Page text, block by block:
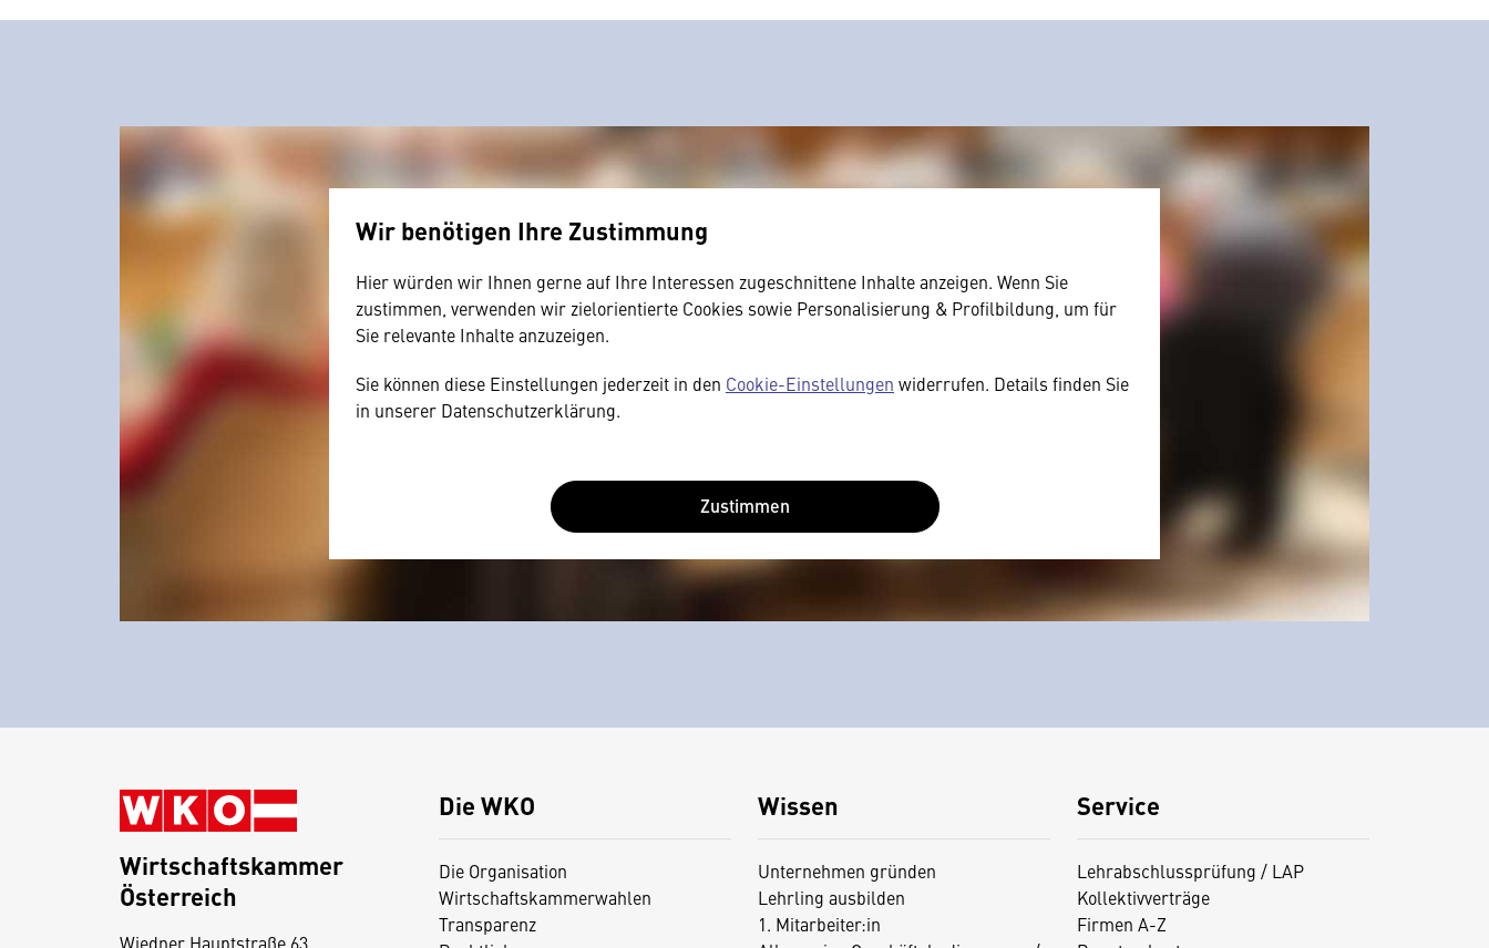
Wir benötigen Ihre Zustimmung
Hier würden wir Ihnen gerne auf Ihre Interessen zugeschnittene Inhalte anzeigen. Wenn Sie
zustimmen, verwenden wir zielorientierte Cookies sowie Personalisierung & Profilbildung, um für
Sie relevante Inhalte anzuzeigen.
Sie können diese Einstellungen jederzeit in den Cookie-Einstellungen widerrufen. Details finden Sie
in unserer Datenschutzerklärung.
Zustimmen
Die WKO
Die Organisation
Wirtschaftskammerwahlen
Transparenz
Wissen
Unternehmen gründen
Lehrling ausbilden
1. Mitarbeiter:in
Service
Lehrabschlussprüfung / LAP
Kollektivverträge
Firmen A-Z
Wirtschaftskammer
Österreich
Wiedner Hauptstraße 63